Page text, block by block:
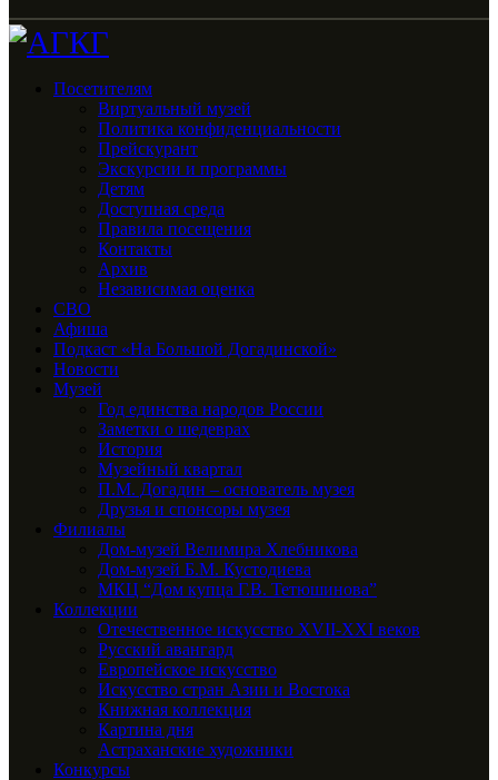
Посетителям
Виртуальный музей
Политика конфиденциальности
Прейскурант
Экскурсии и программы
Детям
Доступная среда
Правила посещения
Контакты
Архив
Независимая оценка
СВО
Афиша
Подкаст «На Большой Догадинской»
Новости
Музей
Год единства народов России
Заметки о шедеврах
История
Музейный квартал
П.М. Догадин – основатель музея
Друзья и спонсоры музея
Филиалы
Дом-музей Велимира Хлебникова
Дом-музей Б.М. Кустодиева
МКЦ “Дом купца Г.В. Тетюшинова”
Коллекции
Отечественное искусство XVII-XXI веков
Русский авангард
Европейское искусство
Искусство стран Азии и Востока
Книжная коллекция
Картина дня
Астраханские художники
Конкурсы